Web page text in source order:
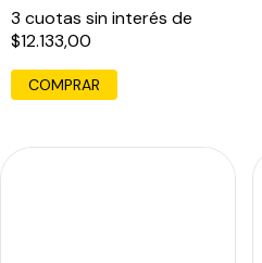
3 cuotas sin interés de
$12.133,00